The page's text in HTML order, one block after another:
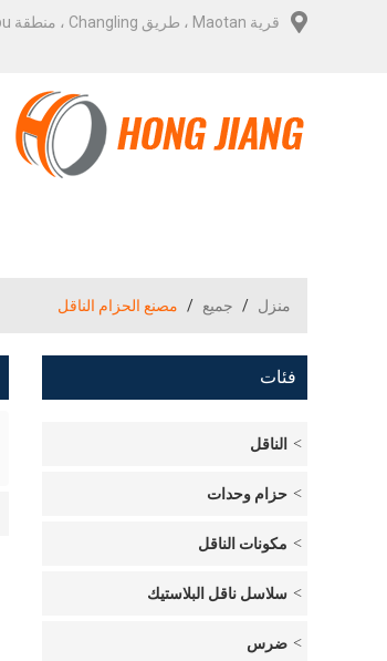
قرية Maotan ، طريق Changling ، منطقة Huangpu ، قوانغتشو
منزل / جميع / مصنع الحزام الناقل
فئات
الناقل
حزام وحدات
مكونات الناقل
سلاسل ناقل البلاستيك
ضرس